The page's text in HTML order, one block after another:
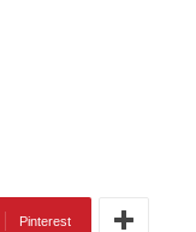
Pinterest